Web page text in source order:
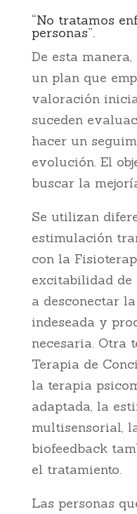
“No tratamos
personas”.
De esta
un plan que
valoración
suceden
hacer un
evolución. El
buscar la
Se utilizan
estimulación
con la
excitabilidad de
a desconectar
indeseada y
necesaria. Otra
Terapia de
la terapia
adaptada, la
multisensorial,
biofeedback
el tratamiento.
Las personas